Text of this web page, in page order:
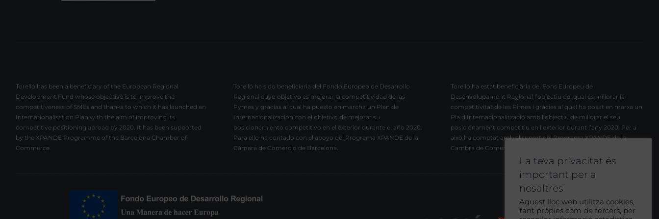
Torelló has been a beneficiary of the European Regional
Development Fund whose objective is to improve the
competitiveness of SMEs and thanks to which it has launched an
Internationalisation Plan with the aim of improving its
competitive positioning abroad by 2020. It has been supported
by the XPANDE Programme of the Barcelona Chamber of
Commerce.
Torelló ha sido beneficiaria del Fondo Europeo de Desarrollo
Regional cuyo objetivo es mejorar la competitividad de las
Pymes y gracias al cual ha puesto en marcha un Plan de
Internacionalización con el objetivo de mejorar su
posicionamiento competitivo en el exterior durante el año 2020.
Para ello ha contado con el apoyo del Programa XPANDE de la
Cámara de Comercio de Barcelona.
Torelló ha estat beneficiària del Fons Europeu de
Desenvolupament Regional l’objectiu del qual és millorar la
competitivitat de les Pimes i gràcies al qual ha posat en marxa un
Pla d’Internacionalització amb l’objectiu de millorar el seu
posicionament competitiu en l’exterior durant l’any 2020. Per a
això ha comptat amb el suport del Programa XPANDE de la
Cambra de Comerç de Barcelona.
La teva privacitat és
important per a
nosaltres
Aquest lloc web utilitza cookies,
tant pròpies com de tercers, per